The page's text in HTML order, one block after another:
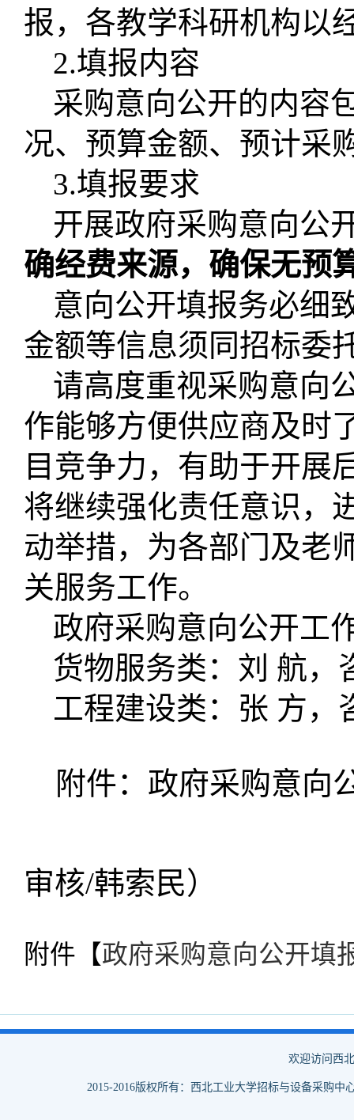
报，各教学科研机构以
2.填报内容
采购意向公开的内容
况、预算金额、预计采
3.填报要求
开展政府采购意向公
确经费来源，确保无预
意向公开填报务必细
金额等信息须同招标委
请高度重视采购意向
作能够方便供应商及时
目竞争力，有助于开展
将继续强化责任意识，
动举措，为各部门及老
关服务工作。
政府采购意向公开工
货物服务类： 刘 航，
工程建设类： 张 方，
附件：政府采购意向
审核/韩索民）
附件【政府采购意向公开填
欢迎访问西
2015-2016版权所有：西北工业大学招标与设备采购